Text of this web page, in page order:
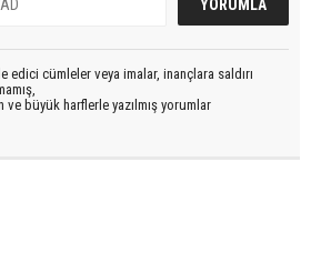
edici cümleler veya imalar, inançlara saldırı
ve büyük harflerle yazılmış yorumlar